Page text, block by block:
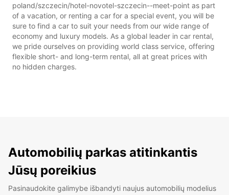
poland/szczecin/hotel-novotel-szczecin--meet-point as part
of a vacation, or renting a car for a special event, you will be
sure to find a car to suit your needs from our wide range of
economy and luxury models. As a global leader in car rental,
we pride ourselves on providing world class service, offering
flexible short- and long-term rental, all at great prices with
no hidden charges.
Automobilių parkas atitinkantis
Jūsų poreikius
Pasinaudokite galimybe išbandyti naujus automobilių modelius